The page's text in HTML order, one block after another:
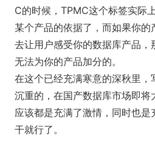
C的时候，TPMC这个标签实际
某个产品的依据了，而如果你
去让用户感受你的数据库产品，
无法为你的产品加分的。
在这个已经充满寒意的深秋里，
沉重的，在国产数据库市场即将
应该都是充满了激情，同时也是
干就行了。